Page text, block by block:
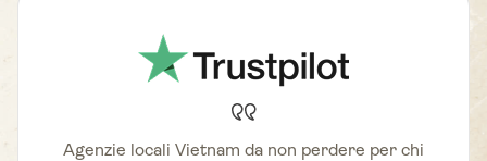
Agenzie locali Vietnam da non perdere per chi